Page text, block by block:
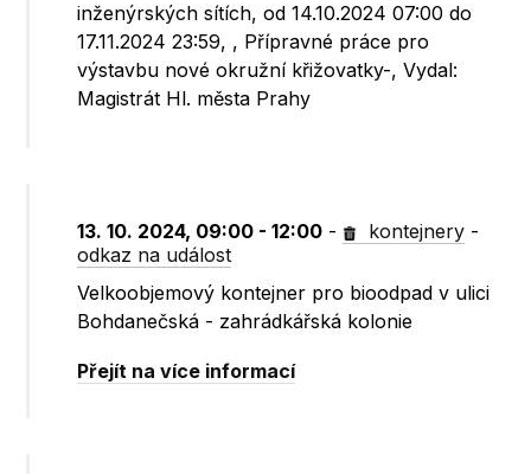
inženýrských sítích, od 14.10.2024 07:00 do
17.11.2024 23:59, , Přípravné práce pro
výstavbu nové okružní křižovatky-, Vydal:
Magistrát Hl. města Prahy
13. 10. 2024, 09:00 - 12:00 - kontejnery -
odkaz na událost
Velkoobjemový kontejner pro bioodpad v ulici
Bohdanečská - zahrádkářská kolonie
Přejít na více informací